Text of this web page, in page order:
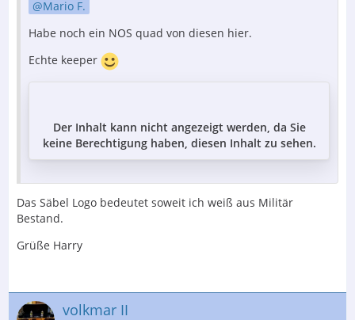
Mario F.
Habe noch ein NOS quad von diesen hier.
Echte keeper
Der Inhalt kann nicht angezeigt werden, da Sie
keine Berechtigung haben, diesen Inhalt zu sehen.
Das Säbel Logo bedeutet soweit ich weiß aus Militär
Bestand.
Grüße Harry
volkmar II